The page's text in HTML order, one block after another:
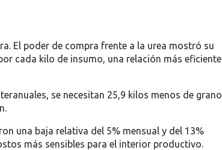
El poder de compra frente a la urea mostró su
cada kilo de insumo, una relación más eficiente
se necesitan 25,9 kilos menos de grano
una baja relativa del 5% mensual y del 13%
más sensibles para el interior productivo.